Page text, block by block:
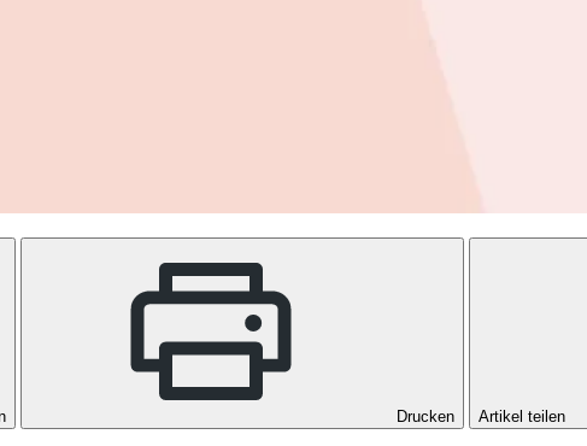
Drucken Artikel teilen